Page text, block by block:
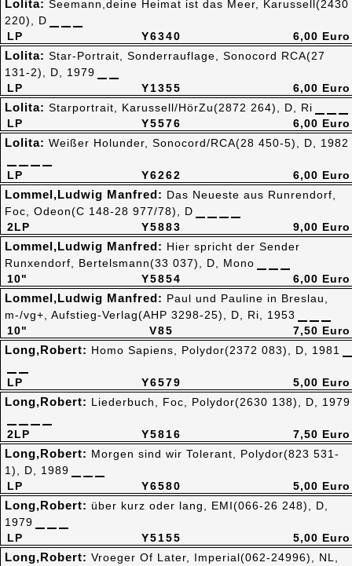
Y6340
LP
Lolita: Seemann,deine Heimat ist das Meer, Karussell(2430
220), D
6,00 Euro
Y1355
LP
Lolita: Star-Portrait, Sonderrauflage, Sonocord RCA(27
131-2), D, 1979
6,00 Euro
Y5576
LP
Lolita: Starportrait, Karussell/HörZu(2872 264), D, Ri
6,00 Euro
Y6262
LP
Lolita: Weißer Holunder, Sonocord/RCA(28 450-5), D, 1982
6,00 Euro
Y5883
2LP
Lommel,Ludwig Manfred: Das Neueste aus Runrendorf,
Foc, Odeon(C 148-28 977/78), D
9,00 Euro
Y5854
10"
Lommel,Ludwig Manfred: Hier spricht der Sender
Runxendorf, Bertelsmann(33 037), D, Mono
6,00 Euro
V85
10"
Lommel,Ludwig Manfred: Paul und Pauline in Breslau,
m-/vg+, Aufstieg-Verlag(AHP 3298-25), D, Ri, 1953
7,50 Euro
Y6579
LP
Long,Robert: Homo Sapiens, Polydor(2372 083), D, 1981
5,00 Euro
Y5816
2LP
Long,Robert: Liederbuch, Foc, Polydor(2630 138), D, 1979
7,50 Euro
Y6580
LP
Long,Robert: Morgen sind wir Tolerant, Polydor(823 531-
1), D, 1989
5,00 Euro
Y5155
LP
Long,Robert: über kurz oder lang, EMI(066-26 248), D,
1979
5,00 Euro
Long,Robert: Vroeger Of Later, Imperial(062-24996), NL,